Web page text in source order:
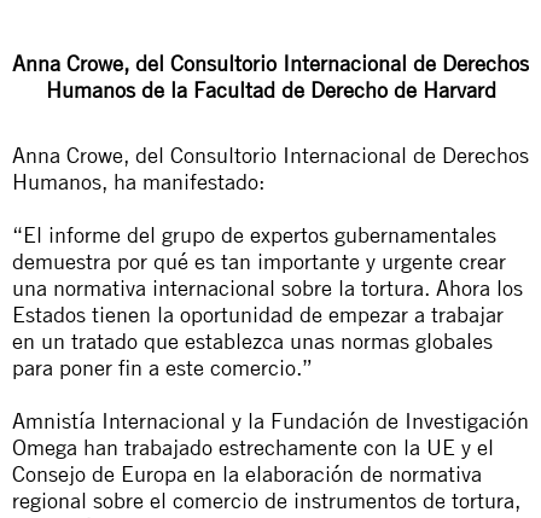
Anna Crowe, del Consultorio Internacional de Derechos
Humanos de la Facultad de Derecho de Harvard
Anna Crowe, del Consultorio Internacional de Derechos
Humanos, ha manifestado:
“El informe del grupo de expertos gubernamentales
demuestra por qué es tan importante y urgente crear
una normativa internacional sobre la tortura. Ahora los
Estados tienen la oportunidad de empezar a trabajar
en un tratado que establezca unas normas globales
para poner fin a este comercio.”
Amnistía Internacional y la Fundación de Investigación
Omega han trabajado estrechamente con la UE y el
Consejo de Europa en la elaboración de normativa
regional sobre el comercio de instrumentos de tortura,